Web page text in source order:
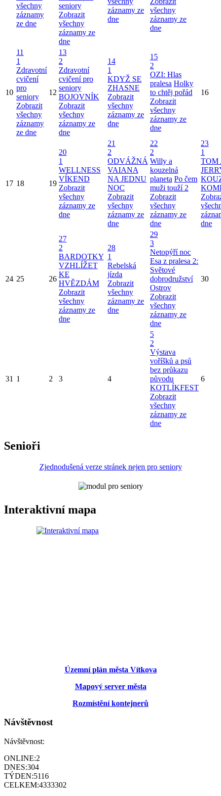
všechny
záznamy
ze dne
seniory
Zobrazit
všechny
záznamy ze
dne
záznamy ze
dne
všechny
záznamy ze
dne
10
11
1
Zdravotní
cvičení
pro
seniory
Zobrazit
všechny
záznamy
ze dne
12
13
2
Zdravotní
cvičení pro
seniory
BOJOVNÍK
Zobrazit
všechny
záznamy ze
dne
14
1
KDYŽ SE
ZHASNE
Zobrazit
všechny
záznamy ze
dne
15
2
OZI: Hlas
pralesa Holky
to chtěj pořád
Zobrazit
všechny
záznamy ze
dne
16
17 18 19
20
1
WELLNESS
VÍKEND
Zobrazit
všechny
záznamy ze
dne
21
2
ODVÁŽNÁ
VAIANA
NA JEDNU
NOC
Zobrazit
všechny
záznamy ze
dne
22
2
Willy a
kouzelná
planeta Po čem
muži touží 2
Zobrazit
všechny
záznamy ze
dne
23
1
TOM
dne
24 25 26
27
2
BARDOTKY
VZHLÍŽET
KE
HVĚZDÁM
Zobrazit
všechny
záznamy ze
dne
28
1
Rebelská
jízda
Zobrazit
všechny
záznamy ze
dne
29
3
Netopýří noc
Esa z pralesa 2:
Světové
dobrodružství
Ostrov
Zobrazit
všechny
záznamy ze
dne
30
31 1 2 3 4
5
2
Výstava
voříšků a psů
bez průkazu
původu
KOTLÍKFEST
Zobrazit
všechny
záznamy ze
dne
6
Senioři
Zjednodušená verze stránek nejen pro seniory
Interaktivní mapa
Územní plán města Vítkova
Mapový server města
Rozmístění kontejnerů
Návštěvnost
Návštěvnost:
ONLINE:2
DNES:304
TÝDEN:5116
CELKEM:4333302